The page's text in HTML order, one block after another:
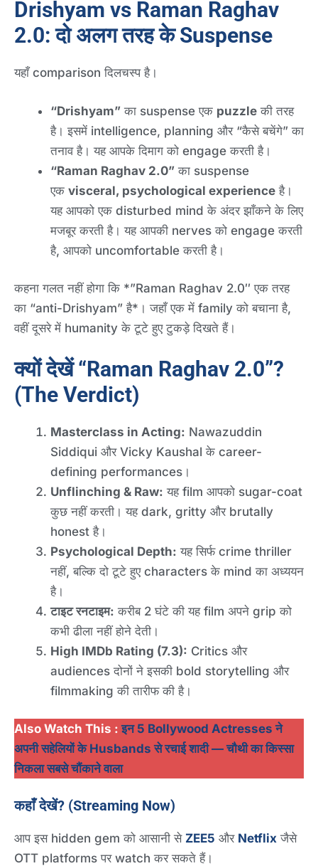
Drishyam vs Raman Raghav
2.0: दो अलग तरह के Suspense
यहाँ comparison दिलचस्प है।
“Drishyam” का suspense एक puzzle की तरह
है। इसमें intelligence, planning और “कैसे बचेंगे” का
तनाव है। यह आपके दिमाग को engage करती है।
“Raman Raghav 2.0” का suspense
एक visceral, psychological experience है।
यह आपको एक disturbed mind के अंदर झाँकने के लिए
मजबूर करती है। यह आपकी nerves को engage करती
है, आपको uncomfortable करती है।
कहना गलत नहीं होगा कि *”Raman Raghav 2.0″ एक तरह
का “anti-Drishyam” है*। जहाँ एक में family को बचाना है,
वहीं दूसरे में humanity के टूटे हुए टुकड़े दिखते हैं।
क्यों देखें “Raman Raghav 2.0”?
(The Verdict)
Masterclass in Acting: Nawazuddin
Siddiqui और Vicky Kaushal के career-
defining performances।
Unflinching & Raw: यह film आपको sugar-coat
कुछ नहीं करती। यह dark, gritty और brutally
honest है।
Psychological Depth: यह सिर्फ crime thriller
नहीं, बल्कि दो टूटे हुए characters के mind का अध्ययन
है।
टाइट रनटाइम: करीब 2 घंटे की यह film अपने grip को
कभी ढीला नहीं होने देती।
High IMDb Rating (7.3): Critics और
audiences दोनों ने इसकी bold storytelling और
filmmaking की तारीफ की है।
Also Watch This :इन 5 Bollywood Actresses ने
अपनी सहेलियों के Husbands से रचाई शादी — चौथी का किस्सा
निकला सबसे चौंकाने वाला
कहाँ देखें? (Streaming Now)
आप इस hidden gem को आसानी से ZEE5 और Netflix जैसे
OTT platforms पर watch कर सकते हैं।